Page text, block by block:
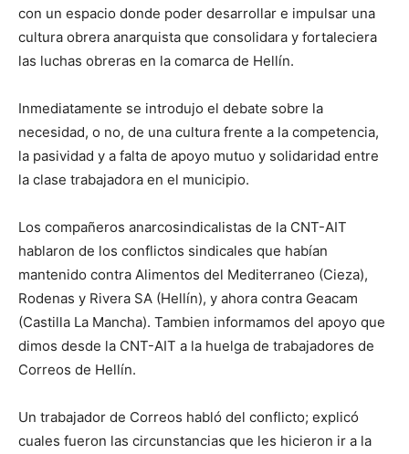
con un espacio donde poder desarrollar e impulsar una
cultura obrera anarquista que consolidara y fortaleciera
las luchas obreras en la comarca de Hellín.
Inmediatamente se introdujo el debate sobre la
necesidad, o no, de una cultura frente a la competencia,
la pasividad y a falta de apoyo mutuo y solidaridad entre
la clase trabajadora en el municipio.
Los compañeros anarcosindicalistas de la CNT-AIT
hablaron de los conflictos sindicales que habían
mantenido contra Alimentos del Mediterraneo (Cieza),
Rodenas y Rivera SA (Hellín), y ahora contra Geacam
(Castilla La Mancha). Tambien informamos del apoyo que
dimos desde la CNT-AIT a la huelga de trabajadores de
Correos de Hellín.
Un trabajador de Correos habló del conflicto; explicó
cuales fueron las circunstancias que les hicieron ir a la